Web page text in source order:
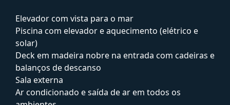
Elevador com vista para o mar
Piscina com elevador e aquecimento (elétrico e
solar)
Deck em madeira nobre na entrada com cadeiras e
balanços de descanso
Sala externa
Ar condicionado e saída de ar em todos os